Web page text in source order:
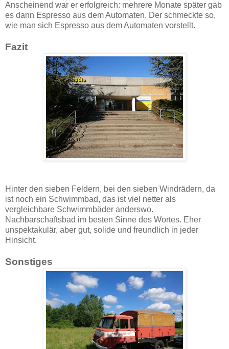
Anscheinend war er erfolgreich: mehrere Monate später gab
es dann Espresso aus dem Automaten. Der schmeckte so,
wie man sich Espresso aus dem Automaten vorstellt.
Fazit
Hinter den sieben Feldern, bei den sieben Windrädern, da
ist noch ein Schwimmbad, das ist viel netter als
vergleichbare Schwimmbäder anderswo.
Nachbarschaftsbad im besten Sinne des Wortes. Eher
unspektakulär, aber gut, solide und freundlich in jeder
Hinsicht.
Sonstiges